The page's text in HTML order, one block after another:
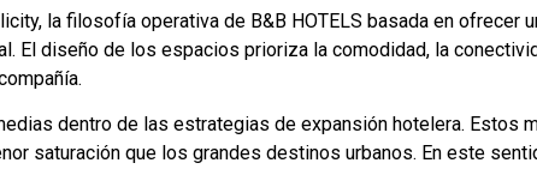
la filosofía operativa de B&B HOTELS basada en ofrecer
El diseño de los espacios prioriza la comodidad, la
dentro de las estrategias de expansión hotelera. Estos
saturación que los grandes destinos urbanos. En este